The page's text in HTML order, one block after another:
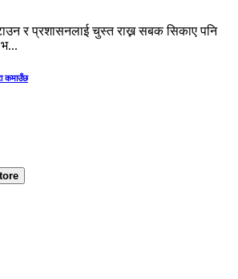
र प्रशासनलाई चुस्त राख्न सबक सिकाए पनि
कमाउँछ